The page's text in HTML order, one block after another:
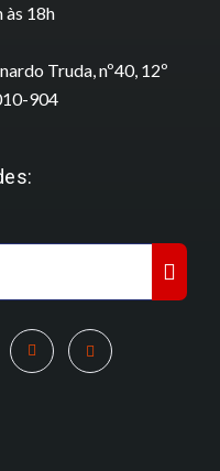
às 18h
Truda, nº40, 12º
904